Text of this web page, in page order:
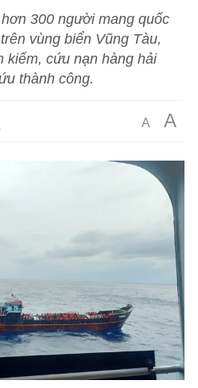
300 người mang quốc
vùng biển Vũng Tàu,
kiếm, cứu nạn hàng hải
thành công.
A A